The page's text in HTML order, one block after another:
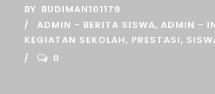
BY BUDIMAN101179
ADMIN - BERITA SISWA, ADMIN -
KEGIATAN SEKOLAH, PRESTASI,
0